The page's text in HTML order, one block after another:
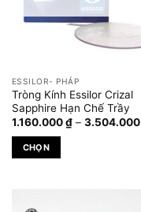
ESSILOR- PHÁP
Tròng Kính Essilor Crizal
Sapphire Hạn Chế Trầy
1.160.000₫ – 3.504.000
CHỌN